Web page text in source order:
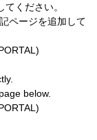
ください。
ページを追加して
below.